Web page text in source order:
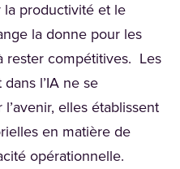
la productivité et le
la donne pour les
rester compétitives. Les
l’IA ne se
elles établissent
en matière de
opérationnelle.